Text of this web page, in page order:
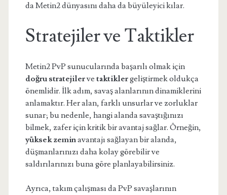
da Metin2 dünyasını daha da büyüleyici kılar.
Stratejiler ve Taktikler
Metin2 PvP sunucularında başarılı olmak için
doğru stratejilerve taktiklergeliştirmek oldukça
önemlidir. İlk adım, savaş alanlarının dinamiklerini
anlamaktır. Her alan, farklı unsurlar ve zorluklar
sunar; bu nedenle, hangi alanda savaştığınızı
bilmek, zafer için kritik bir avantaj sağlar. Örneğin,
yüksek zeminavantajı sağlayan bir alanda,
düşmanlarınızı daha kolay görebilir ve
saldırılarınızı buna göre planlayabilirsiniz.
Ayrıca, takım çalışması da PvP savaşlarının